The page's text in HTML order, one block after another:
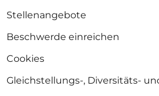
Stellenangebote
Beschwerde einreichen
Cookies
Gleichstellungs-, Diversitäts-